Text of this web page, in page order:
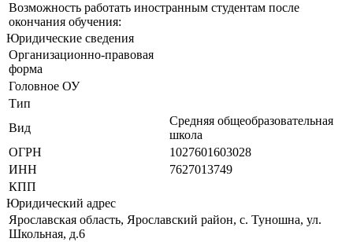
Возможность работать иностранным студентам после
окончания обучения:
Юридические сведения
Организационно-правовая
форма
Головное ОУ
Тип
Вид
Средняя общеобразовательная
школа
ОГРН
1027601603028
ИНН
7627013749
КПП
Юридический адрес
Ярославская область, Ярославский район, с. Туношна, ул.
Школьная, д.6